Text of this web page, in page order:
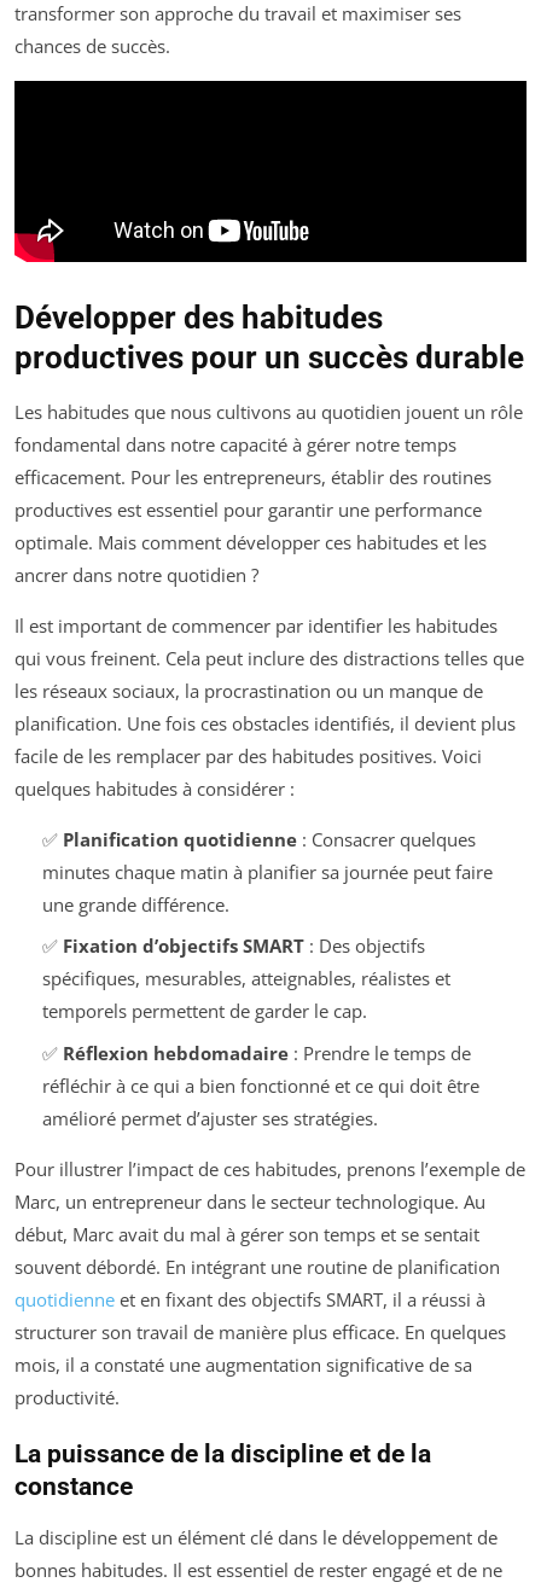
transformer son approche du travail et maximiser ses
chances de succès.
Développer des habitudes
productives pour un succès durable
Les habitudes que nous cultivons au quotidien jouent un rôle
fondamental dans notre capacité à gérer notre temps
efficacement. Pour les entrepreneurs, établir des routines
productives est essentiel pour garantir une performance
optimale. Mais comment développer ces habitudes et les
ancrer dans notre quotidien ?
Il est important de commencer par identifier les habitudes
qui vous freinent. Cela peut inclure des distractions telles que
les réseaux sociaux, la procrastination ou un manque de
planification. Une fois ces obstacles identifiés, il devient plus
facile de les remplacer par des habitudes positives. Voici
quelques habitudes à considérer :
✅ Planification quotidienne: Consacrer quelques
minutes chaque matin à planifier sa journée peut faire
une grande différence.
✅ Fixation d’objectifs SMART: Des objectifs
spécifiques, mesurables, atteignables, réalistes et
temporels permettent de garder le cap.
✅ Réflexion hebdomadaire: Prendre le temps de
réfléchir à ce qui a bien fonctionné et ce qui doit être
amélioré permet d’ajuster ses stratégies.
Pour illustrer l’impact de ces habitudes, prenons l’exemple de
Marc, un entrepreneur dans le secteur technologique. Au
début, Marc avait du mal à gérer son temps et se sentait
souvent débordé. En intégrant une routine de planification
quotidienne et en fixant des objectifs SMART, il a réussi à
structurer son travail de manière plus efficace. En quelques
mois, il a constaté une augmentation significative de sa
productivité.
La puissance de la discipline et de la
constance
La discipline est un élément clé dans le développement de
bonnes habitudes. Il est essentiel de rester engagé et de ne